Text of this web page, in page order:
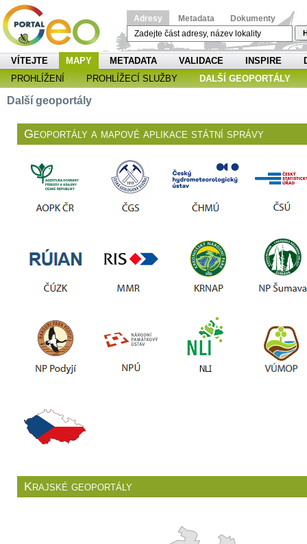
Adresy Metadata Dokumenty
VÍTEJTE MAPY METADATA VALIDACE INSPIRE
PROHLÍŽENÍ
PROHLÍŽECÍ SLUŽBY DALŠÍ GEOPORTÁLY
Další geoportály
Geoportály a mapové aplikace státní správy
Krajské geoportály